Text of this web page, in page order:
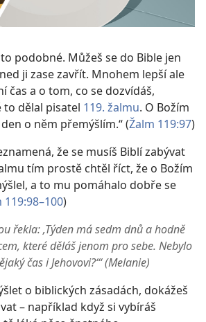
podobné. Můžeš se do Bible jen
ji zase zavřít. Mnohem lepší ale
čas a o tom, co se dozvídáš,
to dělal pisatel 119. žalmu. O Božím
o něm přemýšlím.“ (Žalm 119:97)
že se musíš Biblí zabývat
tím prostě chtěl říct, že o Božím
a to mu pomáhalo dobře se
119:98–100)
řekla: ‚Týden má sedm dnů a hodně
které děláš jenom pro sebe. Nebylo
čas i Jehovovi?‘“ (Melanie)
o biblických zásadách, dokážeš
– například když si vybíráš